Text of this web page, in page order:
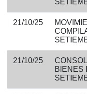
21/10/25
21/10/25
BIENES